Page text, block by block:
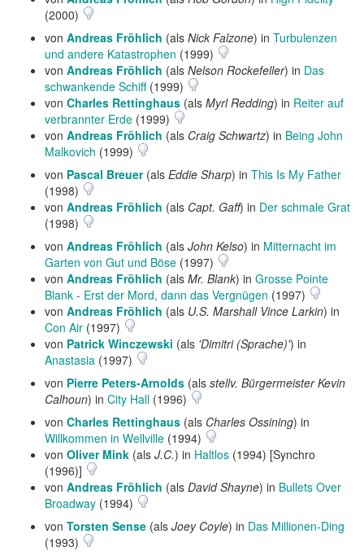
(2000)
von Andreas Fröhlich (als Nick Falzone) in Turbulenzen
und andere Katastrophen (1999)
von Andreas Fröhlich (als Nelson Rockefeller) in Das
schwankende Schiff(1999)
von Charles Rettinghaus (als Myrl Redding) in Reiter auf
verbrannter Erde (1999)
von Andreas Fröhlich (als Craig Schwartz) in Being John
Malkovich (1999)
von Pascal Breuer(als Eddie Sharp) in This Is My Father
(1998)
von Andreas Fröhlich (als Capt. Gaff) in Der schmale Grat
(1998)
von Andreas Fröhlich (als John Kelso) in Mitternacht im
Garten von Gut und Böse (1997)
von Andreas Fröhlich (als Mr. Blank) in Grosse Pointe
Blank - Erst der Mord, dann das Vergnügen (1997)
von Andreas Fröhlich (als U.S. Marshall Vince Larkin) in
Con Air (1997)
von Patrick Winczewski (als 'Dimitri (Sprache)') in
Anastasia (1997)
von Pierre Peters-Arnolds (als stellv. Bürgermeister Kevin
Calhoun) in City Hall (1996)
von Charles Rettinghaus (als Charles Ossining) in
Willkommen in Wellville (1994)
von Oliver Mink (als J.C.) in Haltlos (1994) [Synchro
(1996)]
von Andreas Fröhlich (als David Shayne) in Bullets Over
Broadway (1994)
von Torsten Sense (als Joey Coyle) in Das Millionen-Ding
(1993)